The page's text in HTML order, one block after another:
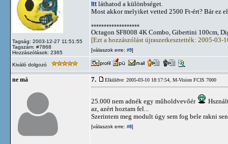
Tagság: 2003-12-27 11:51:55
Tagszám: #7868
Hozzászólások: 2365
Itt láthatod a különbséget.
Most akkor melyiket vetted 2500 Ft-ért? Bár ez
*******************
Octagon SF8008 4K Combo, Gibertini 100cm,
[Ezt a hozzászólást újraszerkesztették: 2005-03-
[válaszok erre: #9]
Kiváló dolgozó
ne má 7. Elküldve: 2005-03-10 18:17:54, M-Vision FCIS 7000
25.000 nem adnék egy műholdvevőér
az, azért hoztam fel...
Szerintem meg modult úgy sem fog bele rakni
[válaszok erre: #8]